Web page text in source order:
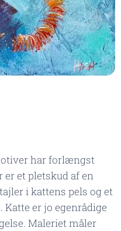
har forlængst
er et pletskud af en
i kattens pels og et
er jo egenrådige
Maleriet måler